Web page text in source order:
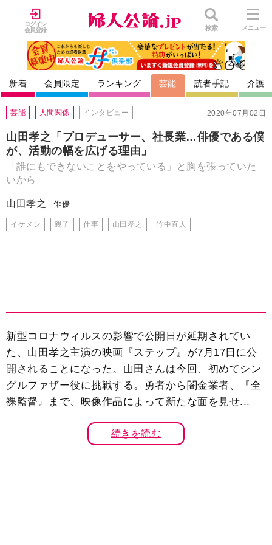
ログイン
会員登録
検索 メニュー
新着 会員限定 ランキング 芸能 読者手記 介護
2020年07月02日
芸能 人間関係 インタビュー
山田孝之「プロデューサー、社長業…俳優である僕
が、活動の幅を広げる理由」
「誰にもできないことをやっている」と胸を張っていた
いから
山田孝之 俳優
イケメン 親子 仕事 山田孝之 竹中直人
新型コロナウィルスの影響で公開日が延期されてい
た、山田孝之主演の映画『ステップ』が7月17日に公
開されることになった。山田さんは今回、初めてシン
グルファザー役に挑戦する。勇者から闇金業者、『全
裸監督』まで、映像作品によって新たな面を見せ...
続きを読む